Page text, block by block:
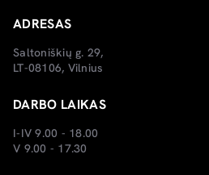
ADRESAS
Saltoniškių g. 29,
LT-08106, Vilnius
DARBO LAIKAS
I-IV 9.00 - 18.00
V 9.00 - 17.30